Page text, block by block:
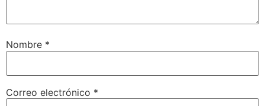
Nombre *
Correo electrónico *